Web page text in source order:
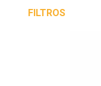
FILTROS